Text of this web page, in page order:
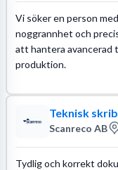
Vi söker en person
noggrannhet och
att hantera avancerad
produktion.
Teknisk
Scanreco AB
Tydlig och korrekt